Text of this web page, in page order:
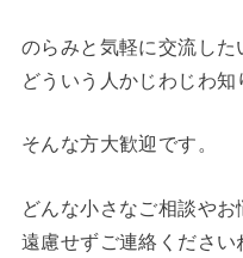
のらみと気軽に交流した
どういう人かじわじわ知
そんな方大歓迎です。
どんな小さなご相談やお
遠慮せずご連絡ください